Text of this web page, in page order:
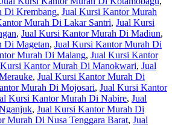
Di Krembang, Jual Kursi Kantor Murah
Murah Di Lakar Santri, Jual Kursi
, Jual Kursi Kantor Murah Di Madiun,
Di Magetan, Jual Kursi Kantor Murah Di
Murah Di Malang, Jual Kursi Kantor
Kantor Murah Di Manokwari, Jual
, Jual Kursi Kantor Murah Di
Murah Di Mojosari, Jual Kursi Kantor
Kursi Kantor Murah Di Nabire, Jual
, Jual Kursi Kantor Murah Di
Murah Di Nusa Tenggara Barat, Jual